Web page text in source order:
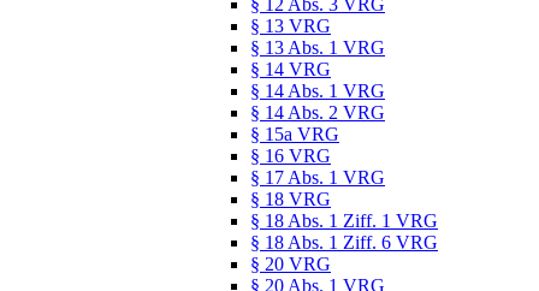
§ 12 Abs. 3 VRG
§ 13 VRG
§ 13 Abs. 1 VRG
§ 14 VRG
§ 14 Abs. 1 VRG
§ 14 Abs. 2 VRG
§ 15a VRG
§ 16 VRG
§ 17 Abs. 1 VRG
§ 18 VRG
§ 18 Abs. 1 Ziff. 1 VRG
§ 18 Abs. 1 Ziff. 6 VRG
§ 20 VRG
§ 20 Abs. 1 VRG